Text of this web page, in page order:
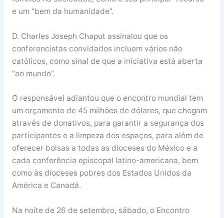
e um “bem da humanidade”.
D. Charles Joseph Chaput assinalou que os
conferencistas convidados incluem vários não
católicos, como sinal de que a iniciativa está aberta
“ao mundo”.
O responsável adiantou que o encontro mundial tem
um orçamento de 45 milhões de dólares, que chegam
através de donativos, para garantir a segurança dos
participantes e a limpeza dos espaços, para além de
oferecer bolsas a todas as dioceses do México e a
cada conferência episcopal latino-americana, bem
como às dioceses pobres dos Estados Unidos da
América e Canadá.
Na noite de 26 de setembro, sábado, o Encontro